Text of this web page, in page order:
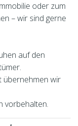
oder zum
– wir sind gerne
auf den
übernehmen wir
vorbehalten.